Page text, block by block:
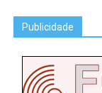
Publicidade